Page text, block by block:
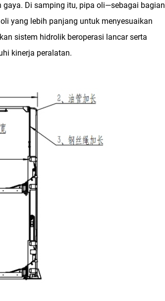
Di samping itu, pipa oli—sebagai bagian
yang lebih panjang untuk menyesuaikan
sistem hidrolik beroperasi lancar serta
kinerja peralatan.